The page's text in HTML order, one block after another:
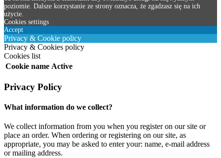
poziomie. Dalsze korzystanie ze strony oznacza, że zgadzasz się na ich
użycie.
Cookies settings
Accept
Privacy & Cookie policy
Privacy & Cookies policy
Cookies list
Cookie name Active
Privacy Policy
What information do we collect?
We collect information from you when you register on our site or
place an order. When ordering or registering on our site, as
appropriate, you may be asked to enter your: name, e-mail address
or mailing address.